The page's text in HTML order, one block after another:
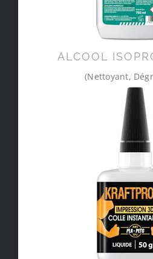
ALCOOL
(Nettoyant,